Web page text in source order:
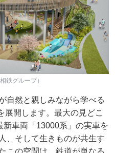
鉄グループ）
自然と親しみながら学べる
展開します。最大の見どこ
新車両「13000系」の実車を
、そして生きものが共生す
この空間は、鉄道が単なる